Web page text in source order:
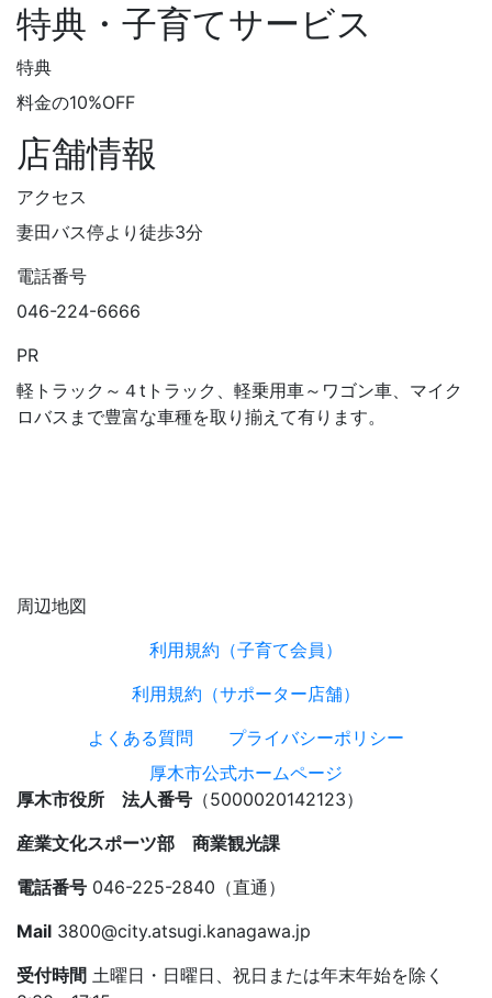
特典・子育てサービス
特典
料金の10%OFF
店舗情報
アクセス
妻田バス停より徒歩3分
電話番号
046-224-6666
PR
軽トラック～４tトラック、軽乗用車～ワゴン車、マイク
ロバスまで豊富な車種を取り揃えて有ります。
周辺地図
利用規約（子育て会員）
利用規約（サポーター店舗）
よくある質問
プライバシーポリシー
厚木市公式ホームページ
厚木市役所 法人番号 （5000020142123）
産業文化スポーツ部 商業観光課
電話番号 046-225-2840（直通）
Mail 3800@city.atsugi.kanagawa.jp
受付時間 土曜日・日曜日、祝日または年末年始を除く